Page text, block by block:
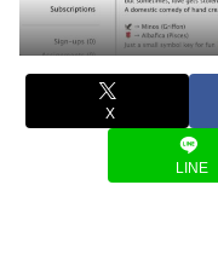
X
LINE